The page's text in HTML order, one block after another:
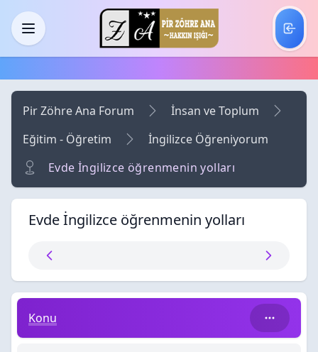
Skip to main content
Menü
Pir Zöhre Ana Forum
İnsan ve Toplum
Eğitim - Öğretim
İngilizce Öğreniyorum
Evde İngilizce öğrenmenin yolları
Evde İngilizce öğrenmenin yolları
Evde İngilizce öğrenmenin yolları
Konu